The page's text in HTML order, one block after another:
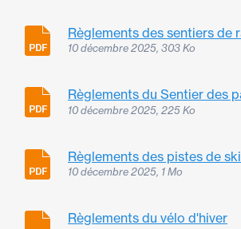
Règlements des sentiers de
10 décembre 2025, 303 Ko
Règlements du Sentier des
10 décembre 2025, 225 Ko
Règlements des pistes de
10 décembre 2025, 1 Mo
Règlements du vélo d'hiver